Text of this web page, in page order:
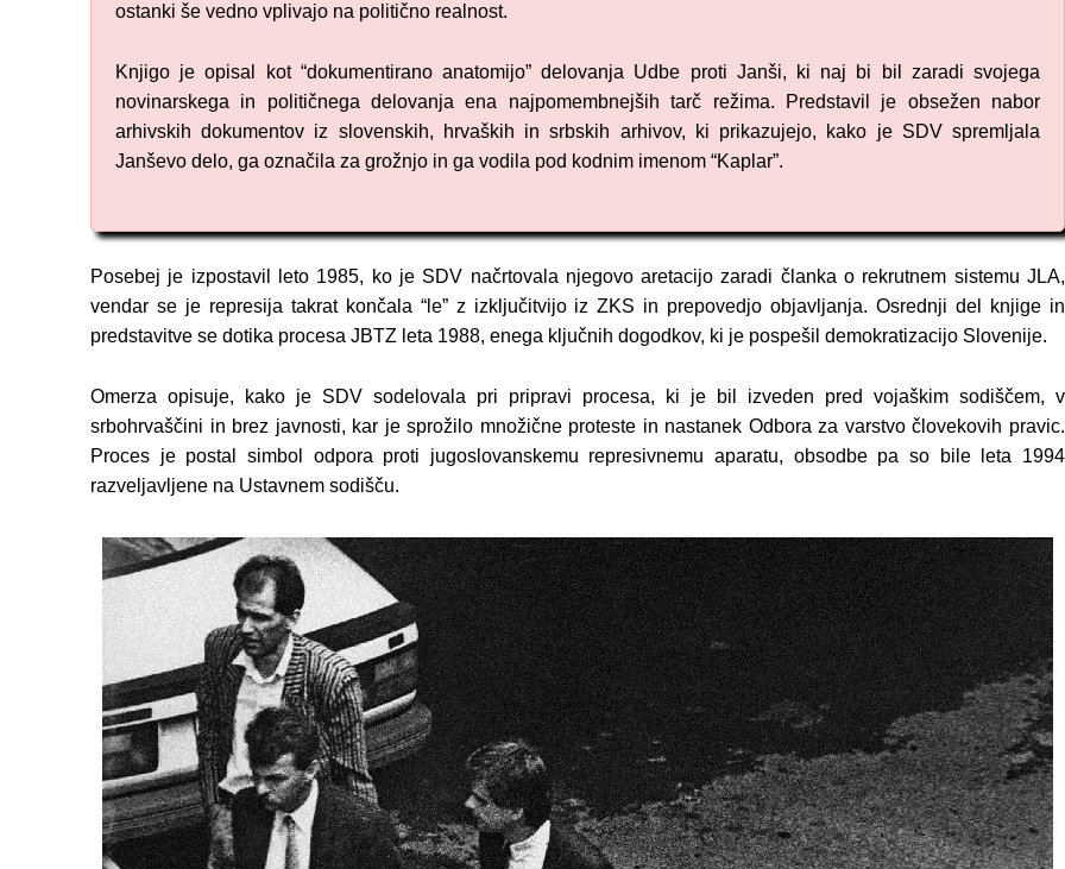
ostanki še vedno vplivajo na politično realnost.
Knjigo je opisal kot “dokumentirano anatomijo” delovanja Udbe proti Janši, ki naj bi bil zaradi svojega
novinarskega in političnega delovanja ena najpomembnejših tarč režima.
Predstavil je obsežen nabor
arhivskih dokumentov iz slovenskih, hrvaških in srbskih arhivov, ki prikazujejo, kako je SDV spremljala
Janševo delo, ga označila za grožnjo in ga vodila pod kodnim imenom “Kaplar”.
Posebej je izpostavil leto 1985, ko je SDV načrtovala njegovo aretacijo zaradi članka o rekrutnem sistemu JLA,
vendar se je represija takrat končala “le” z izključitvijo iz ZKS in prepovedjo objavljanja. Osrednji del knjige in
predstavitve se dotika procesa JBTZ leta 1988, enega ključnih dogodkov, ki je pospešil demokratizacijo Slovenije.
Omerza opisuje, kako je SDV sodelovala pri pripravi procesa, ki je bil izveden pred vojaškim sodiščem, v
srbohrvaščini in brez javnosti, kar je sprožilo množične proteste in nastanek Odbora za varstvo človekovih pravic.
Proces je postal simbol odpora proti jugoslovanskemu represivnemu aparatu, obsodbe pa so bile leta 1994
razveljavljene na Ustavnem sodišču.